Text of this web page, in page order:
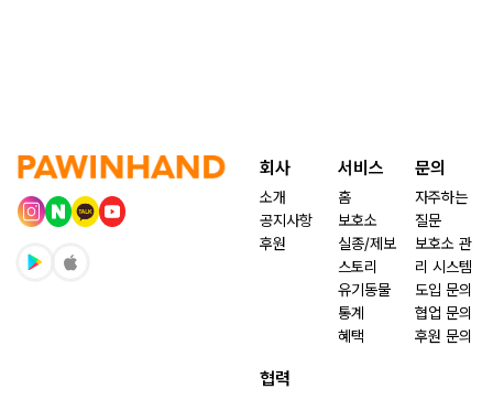
회사
소개
공지사항
후원
서비스
홈
보호소
실종/제보
스토리
유기동물
통계
혜택
문의
자주하는
질문
보호소 관
리 시스템
도입 문의
협업 문의
후원 문의
협력